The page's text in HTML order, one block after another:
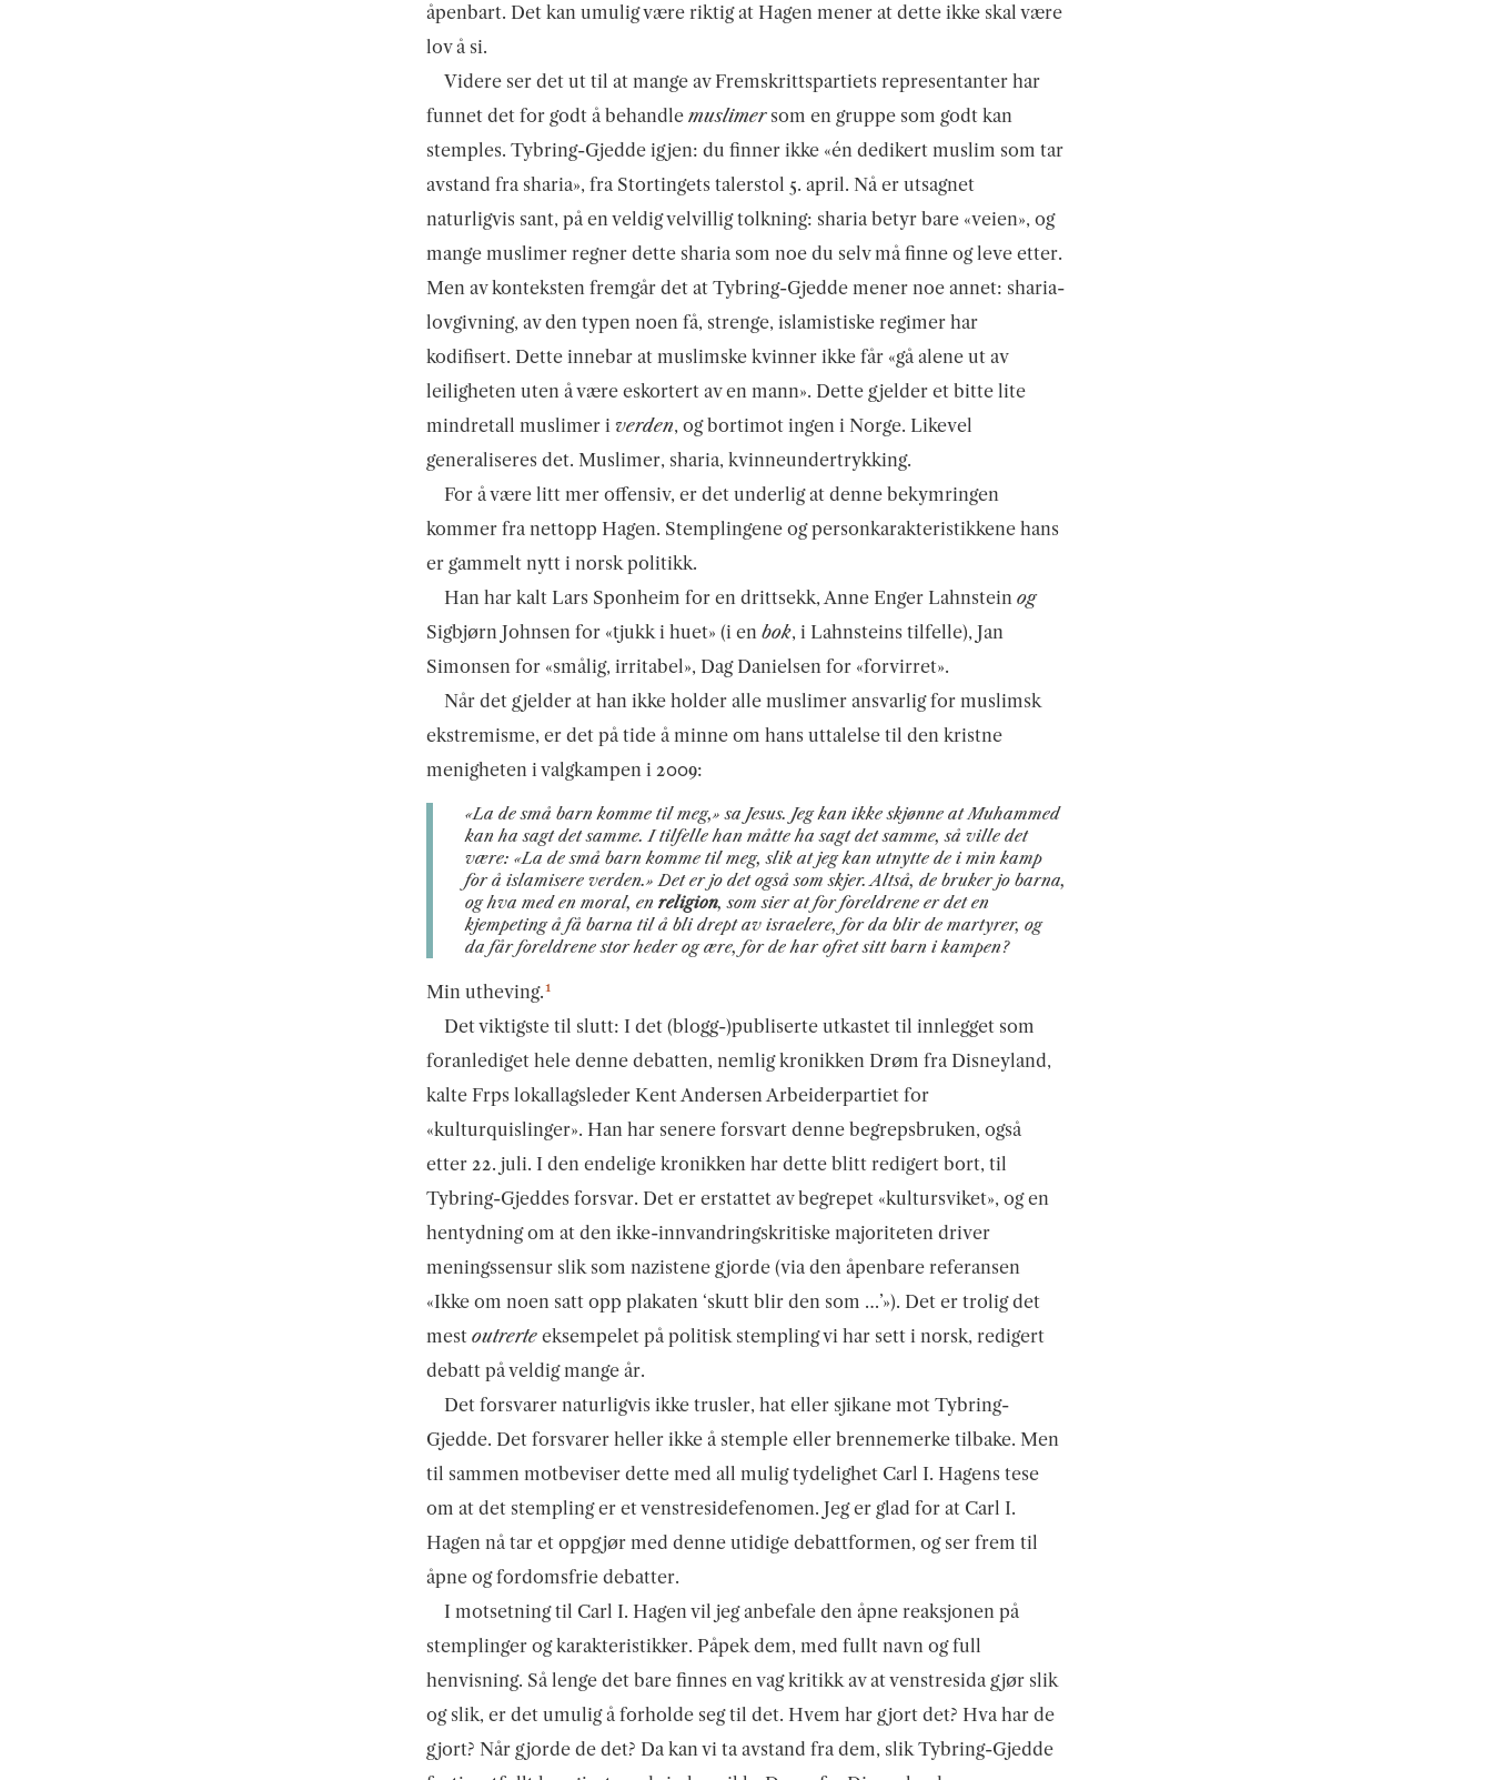
åpenbart. Det kan umulig være riktig at Hagen mener at dette ikke skal være
lov å si.
Videre ser det ut til at mange av Fremskrittspartiets representanter har
funnet det for godt å behandle muslimersom en gruppe som godt kan
stemples. Tybring-Gjedde igjen: du finner ikke «én dedikert muslim som tar
avstand fra sharia», fra Stortingets talerstol 5. april. Nå er utsagnet
naturligvis sant, på en veldig velvillig tolkning: sharia betyr bare «veien», og
mange muslimer regner dette sharia som noe du selv må finne og leve etter.
Men av konteksten fremgår det at Tybring-Gjedde mener noe annet: sharia-
lovgivning, av den typen noen få, strenge, islamistiske regimer har
kodifisert. Dette innebar at muslimske kvinner ikke får «gå alene ut av
leiligheten uten å være eskortert av en mann». Dette gjelder et bitte lite
mindretall muslimer i verden, og bortimot ingen i Norge. Likevel
generaliseres det. Muslimer, sharia, kvinneundertrykking.
For å være litt mer offensiv, er det underlig at denne bekymringen
kommer fra nettopp Hagen. Stemplingene og personkarakteristikkene hans
er gammelt nytt i norsk politikk.
Han har kalt Lars Sponheim for en drittsekk, Anne Enger Lahnstein og
Sigbjørn Johnsen for «tjukk i huet» (i en bok, i Lahnsteins tilfelle), Jan
Simonsen for «smålig, irritabel», Dag Danielsen for «forvirret».
Når det gjelder at han ikke holder alle muslimer ansvarlig for muslimsk
ekstremisme, er det på tide å minne om hans uttalelse til den kristne
menigheten i valgkampen i 2009:
«La de små barn komme til meg,» sa Jesus. Jeg kan ikke skjønne at Muhammed
kan ha sagt det samme. I tilfelle han måtte ha sagt det samme, så ville det
være: «La de små barn komme til meg, slik at jeg kan utnytte de i min kamp
for å islamisere verden.» Det er jo det også som skjer. Altså, de bruker jo barna,
og hva med en moral, en religion, som sier at for foreldrene er det en
kjempeting å få barna til å bli drept av israelere, for da blir de martyrer, og
da får foreldrene stor heder og ære, for de har ofret sitt barn i kampen?
Min utheving.1
Det viktigste til slutt: I det (blogg-)publiserte utkastet til innlegget som
foranlediget hele denne debatten, nemlig kronikken Drøm fra Disneyland,
kalte Frps lokallagsleder Kent Andersen Arbeiderpartiet for
«kulturquislinger». Han har senere forsvart denne begrepsbruken, også
etter 22. juli. I den endelige kronikken har dette blitt redigert bort, til
Tybring-Gjeddes forsvar. Det er erstattet av begrepet «kultursviket», og en
hentydning om at den ikke-innvandringskritiske majoriteten driver
meningssensur slik som nazistene gjorde (via den åpenbare referansen
«Ikke om noen satt opp plakaten ‘skutt blir den som …’»). Det er trolig det
mest outrerte eksempelet på politisk stempling vi har sett i norsk, redigert
debatt på veldig mange år.
Det forsvarer naturligvis ikke trusler, hat eller sjikane mot Tybring-
Gjedde. Det forsvarer heller ikke å stemple eller brennemerke tilbake. Men
til sammen motbeviser dette med all mulig tydelighet Carl I. Hagens tese
om at det stempling er et venstresidefenomen. Jeg er glad for at Carl I.
Hagen nå tar et oppgjør med denne utidige debattformen, og ser frem til
åpne og fordomsfrie debatter.
I motsetning til Carl I. Hagen vil jeg anbefale den åpne reaksjonen på
stemplinger og karakteristikker. Påpek dem, med fullt navn og full
henvisning. Så lenge det bare finnes en vag kritikk av at venstresida gjør slik
og slik, er det umulig å forholde seg til det. Hvem har gjort det? Hva har de
gjort? Når gjorde de det? Da kan vi ta avstand fra dem, slik Tybring-Gjedde